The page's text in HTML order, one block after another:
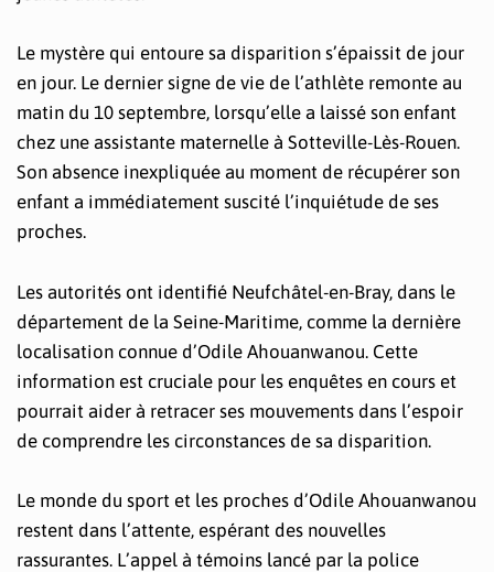
Le mystère qui entoure sa disparition s’épaissit de jour
en jour. Le dernier signe de vie de l’athlète remonte au
matin du 10 septembre, lorsqu’elle a laissé son enfant
chez une assistante maternelle à Sotteville-Lès-Rouen.
Son absence inexpliquée au moment de récupérer son
enfant a immédiatement suscité l’inquiétude de ses
proches.
Les autorités ont identifié Neufchâtel-en-Bray, dans le
département de la Seine-Maritime, comme la dernière
localisation connue d’Odile Ahouanwanou. Cette
information est cruciale pour les enquêtes en cours et
pourrait aider à retracer ses mouvements dans l’espoir
de comprendre les circonstances de sa disparition.
Le monde du sport et les proches d’Odile Ahouanwanou
restent dans l’attente, espérant des nouvelles
rassurantes. L’appel à témoins lancé par la police